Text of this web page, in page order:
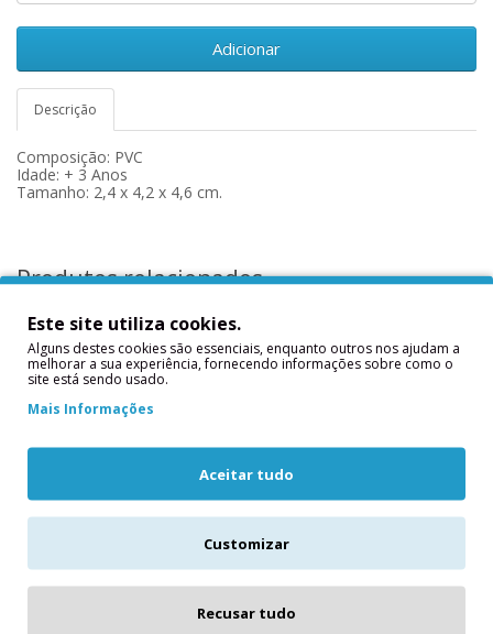
Adicionar
Descrição
Composição: PVC
Idade: + 3 Anos
Tamanho: 2,4 x 4,2 x 4,6 cm.
Produtos relacionados
Beagle Henry
Montbéliarde
3 AnosDesc.
Este site utiliza cookies.
Alguns destes cookies são essenciais, enquanto outros nos ajudam a
melhorar a sua experiência, fornecendo informações sobre como o
site está sendo usado.
Mais Informações
Aceitar tudo
Customizar
Recusar tudo